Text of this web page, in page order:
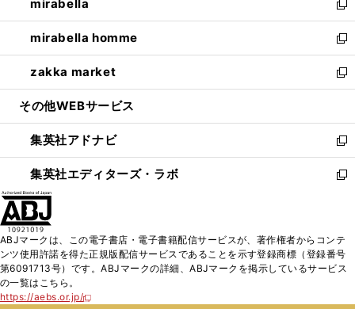
く
で
開
く
ド
ウ
で
開
く
ィ
ン
ド
ウ
で
開
い
ウ
ィ
ン
ド
ウ
開
く
mirabella
新
し
い
ウ
ィ
ン
ウ
で
開
く
mirabella homme
新
し
い
ウ
ン
ド
ウ
で
zakka market
新
し
ウ
ィ
ン
ド
く
その他WEBサービス
集英社アドナビ
新
し
い
ド
ウ
で
集英社エディターズ・ラボ
新
ィ
ン
ABJマークは、この電子書店・電子書籍配信サービスが、著作権者からコンテ
ンツ使用許諾を得た正規版配信サービスであることを示す登録商標（登録番号
第6091713号）です。ABJマークの詳細、ABJマークを掲示しているサービス
の一覧はこちら。
https://aebs.or.jp/
新